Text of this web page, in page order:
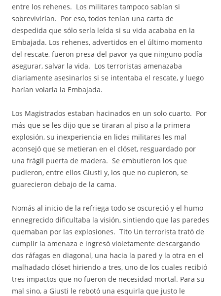
entre los rehenes. Los militares tampoco sabían si
sobrevivirían. Por eso, todos tenían una carta de
despedida que sólo sería leída si su vida acababa en la
Embajada. Los rehenes, advertidos en el último momento
del rescate, fueron presa del pavor ya que ninguno podía
asegurar, salvar la vida. Los terroristas amenazaba
diariamente asesinarlos si se intentaba el rescate, y luego
harían volarla la Embajada.
Los Magistrados estaban hacinados en un solo cuarto. Por
más que se les dijo que se tiraran al piso a la primera
explosión, su inexperiencia en lides militares les mal
aconsejó que se metieran en el clóset, resguardado por
una frágil puerta de madera. Se embutieron los que
pudieron, entre ellos Giusti y, los que no cupieron, se
guarecieron debajo de la cama.
Nomás al inicio de la refriega todo se oscureció y el humo
ennegrecido dificultaba la visión, sintiendo que las paredes
quemaban por las explosiones. Tito Un terrorista trató de
cumplir la amenaza e ingresó violetamente descargando
dos ráfagas en diagonal, una hacia la pared y la otra en el
malhadado clóset hiriendo a tres, uno de los cuales recibió
tres impactos que no fueron de necesidad mortal. Para su
mal sino, a Giusti le rebotó una esquirla que justo le